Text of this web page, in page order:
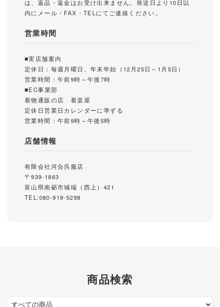
商品検索
は、返品・返金はお受け出来ません。発送日より10日以
内にメール・FAX・TELにてご連絡ください。
営業時間
■実店舗案内
定休日：毎週月曜日、年末年始（12月25日～1月5日）
営業時間：午前9時～午後7時
■EC事業部
着物通販の店 着楽屋
定休日営業日カレンダーに準ずる
営業時間：午前9時～午後5時
店舗情報
有限会社河合呉服店
〒939-1863
富山県南砺市城端（西上）421
TEL:080-919-5298